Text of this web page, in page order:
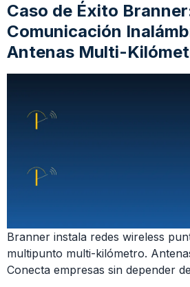
Caso de Éxito
Comunicación
Antenas Multi-
Branner instala redes wireless
multipunto multi-kilómetro.
Conecta empresas sin depender